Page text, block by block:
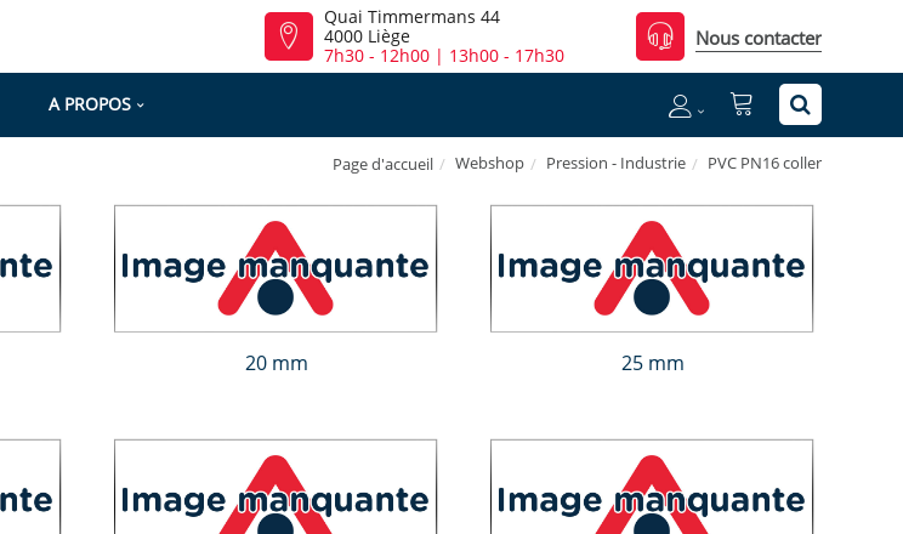
Quai Timmermans 44
4000 Liège
7h30 - 12h00 | 13h00 - 17h30
Nous contacter
A PROPOS
Page d'accueil Webshop Pression - Industrie PVC PN16 coller
20 mm 25 mm